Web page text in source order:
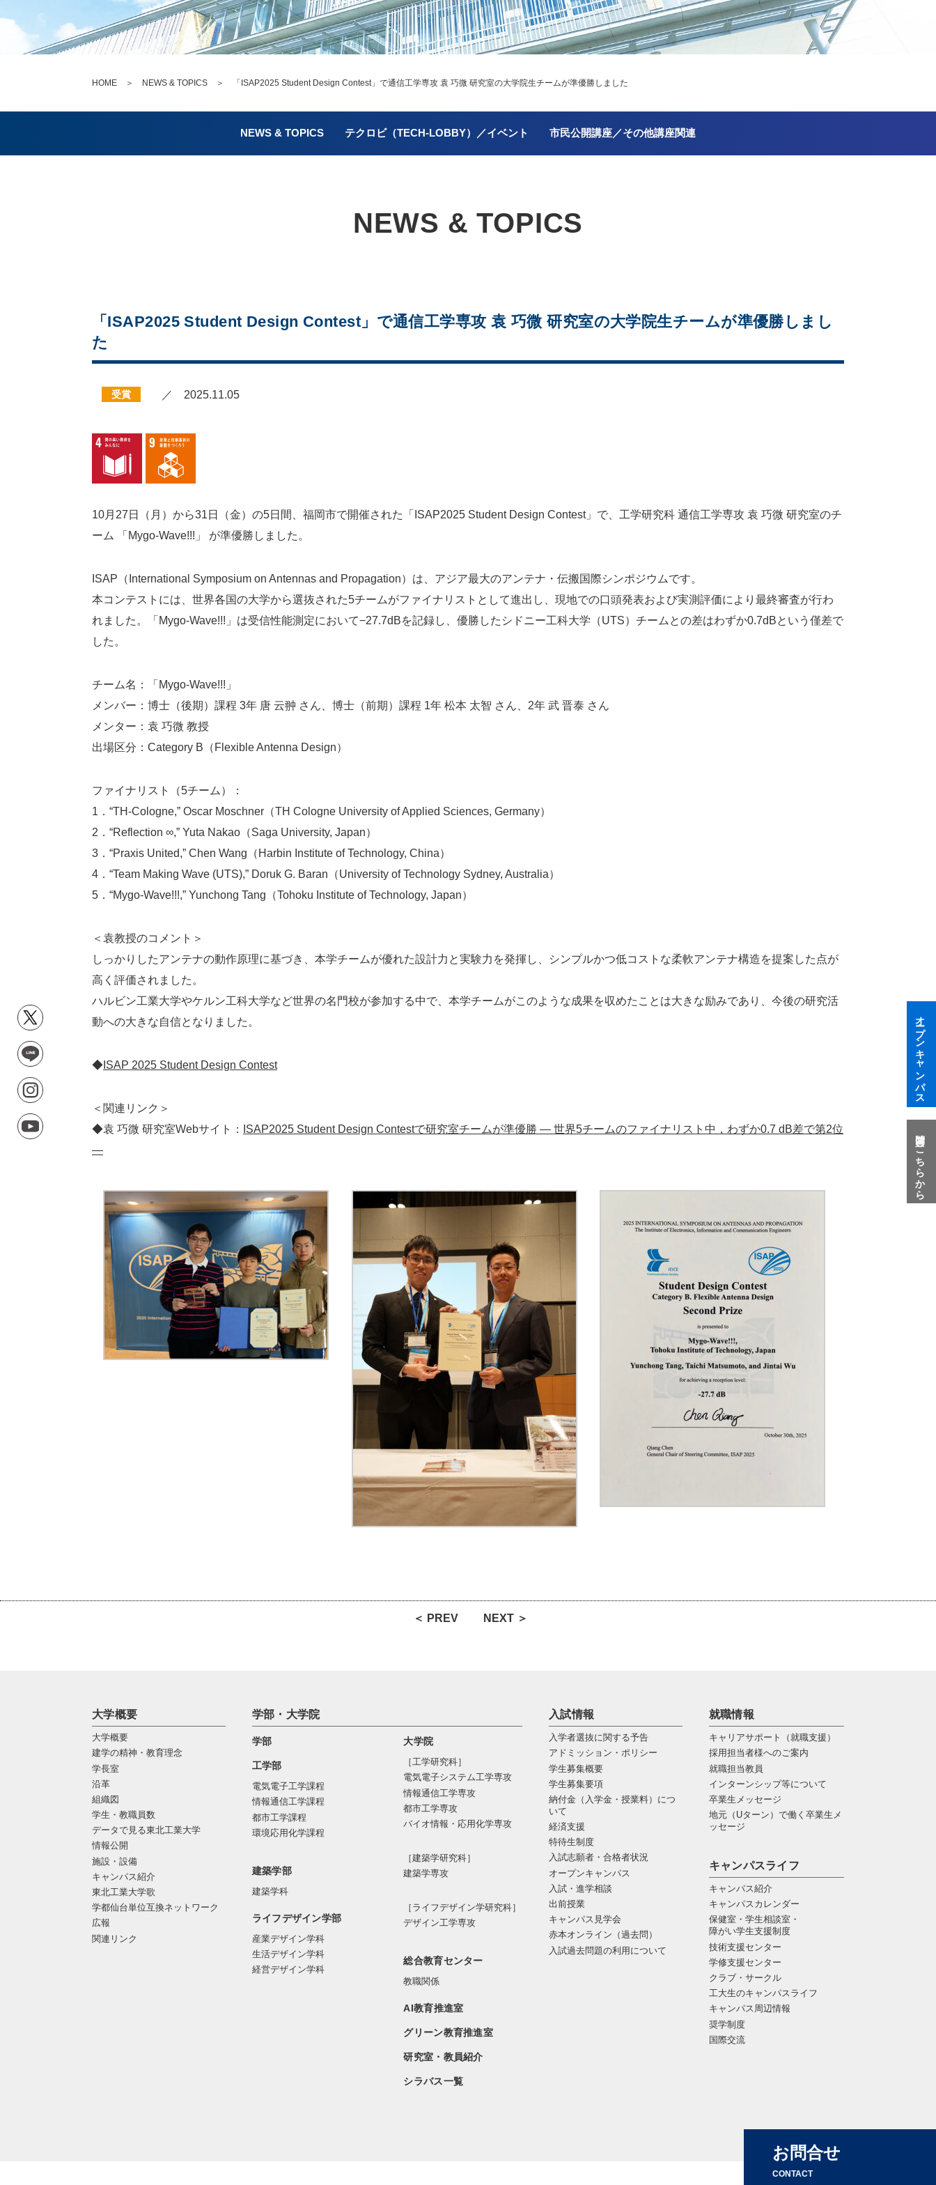
HOME ＞ NEWS & TOPICS ＞ 「ISAP2025 Student Design Contest」で通信工学専攻 袁 巧微 研究室の大学院生チームが準優勝しました
NEWS & TOPICS テクロビ（TECH-LOBBY）／イベント 市民公開講座／その他講座関連
NEWS & TOPICS
「ISAP2025 Student Design Contest」で通信工学専攻 袁 巧微 研究室の大学院生チームが準優勝しまし
た
受賞 ／ 2025.11.05
10月27日（月）から31日（金）の5日間、福岡市で開催された「ISAP2025 Student Design Contest」で、工学研究科 通信工学専攻 袁 巧微 研究室のチ
ーム 「Mygo-Wave!!!」 が準優勝しました。
ISAP（International Symposium on Antennas and Propagation）は、アジア最大のアンテナ・伝搬国際シンポジウムです。
本コンテストには、世界各国の大学から選抜された5チームがファイナリストとして進出し、現地での口頭発表および実測評価により最終審査が行わ
れました。「Mygo-Wave!!!」は受信性能測定において−27.7dBを記録し、優勝したシドニー工科大学（UTS）チームとの差はわずか0.7dBという僅差で
した。
チーム名：「Mygo-Wave!!!」
メンバー：博士（後期）課程 3年 唐 云翀 さん、博士（前期）課程 1年 松本 太智 さん、2年 武 晋泰 さん
メンター：袁 巧微 教授
出場区分：Category B（Flexible Antenna Design）
ファイナリスト（5チーム）：
1．“TH-Cologne,” Oscar Moschner（TH Cologne University of Applied Sciences, Germany）
2．“Reflection ∞,” Yuta Nakao（Saga University, Japan）
3．“Praxis United,” Chen Wang（Harbin Institute of Technology, China）
4．“Team Making Wave (UTS),” Doruk G. Baran（University of Technology Sydney, Australia）
5．“Mygo-Wave!!!,” Yunchong Tang（Tohoku Institute of Technology, Japan）
＜袁教授のコメント＞
しっかりしたアンテナの動作原理に基づき、本学チームが優れた設計力と実験力を発揮し、シンプルかつ低コストな柔軟アンテナ構造を提案した点が
高く評価されました。
ハルビン工業大学やケルン工科大学など世界の名門校が参加する中で、本学チームがこのような成果を収めたことは大きな励みであり、今後の研究活
動への大きな自信となりました。
◆ ISAP 2025 Student Design Contest
＜関連リンク＞
◆袁 巧微 研究室Webサイト：
ISAP2025 Student Design Contestで研究室チームが準優勝 — 世界5チームのファイナリスト中，わずか0.7 dB差で第2位
—
＜ PREV NEXT ＞
大学概要
大学概要
建学の精神・教育理念
学長室
沿革
組織図
学生・教職員数
データで見る東北工業大学
情報公開
施設・設備
キャンパス紹介
東北工業大学歌
学都仙台単位互換ネットワーク
広報
関連リンク
学部・大学院
学部
工学部
電気電子工学課程
情報通信工学課程
都市工学課程
環境応用化学課程
建築学部
建築学科
ライフデザイン学部
産業デザイン学科
生活デザイン学科
経営デザイン学科
大学院
［工学研究科］
電気電⼦システム⼯学専攻
情報通信⼯学専攻
都市⼯学専攻
バイオ情報・応⽤化学専攻
［建築学研究科］
建築学専攻
［ライフデザイン学研究科］
デザイン工学専攻
総合教育センター
教職関係
AI教育推進室
グリーン教育推進室
研究室・教員紹介
シラバス一覧
入試情報
入学者選抜に関する予告
アドミッション・ポリシー
学生募集概要
学生募集要項
納付金（入学金・授業料）につ
いて
経済支援
特待生制度
入試志願者・合格者状況
オープンキャンパス
入試・進学相談
出前授業
キャンパス見学会
赤本オンライン（過去問）
入試過去問題の利用について
就職情報
キャリアサポート（就職支援）
採用担当者様へのご案内
就職担当教員
インターンシップ等について
卒業生メッセージ
地元（Uターン）で働く卒業生メ
ッセージ
キャンパスライフ
キャンパス紹介
キャンパスカレンダー
保健室・学生相談室・
障がい学生支援制度
技術支援センター
学修支援センター
クラブ・サークル
工大生のキャンパスライフ
キャンパス周辺情報
奨学制度
国際交流
お問合せ
CONTACT
オープンキャンパス
質問はこちらから